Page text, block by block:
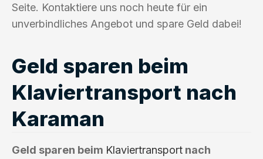
Seite. Kontaktiere uns noch heute für ein
unverbindliches Angebot und spare Geld dabei!
Geld sparen beim
Klaviertransport nach
Karaman
Geld sparen beim Klaviertransport nach